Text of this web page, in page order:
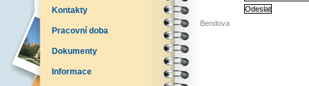
Kontakty
Pracovní doba
Dokumenty
Informace
Bendova